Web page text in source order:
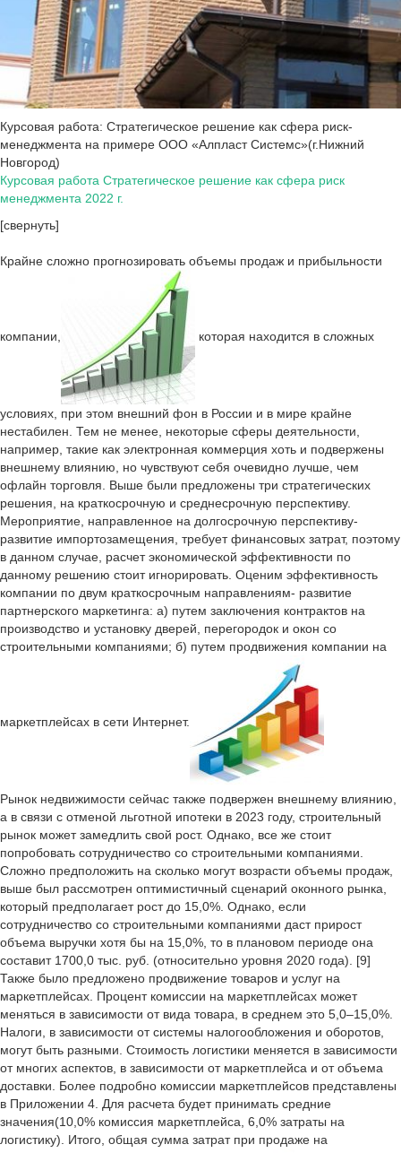
Курсовая работа: Стратегическое решение как сфера риск-
менеджмента на примере ООО «Алпласт Системс»(г.Нижний
Новгород)
Курсовая работа Стратегическое решение как сфера риск
менеджмента 2022 г.
[свернуть]
Крайне сложно прогнозировать объемы продаж и прибыльности
компании, которая находится в сложных
условиях, при этом внешний фон в России и в мире крайне
нестабилен. Тем не менее, некоторые сферы деятельности,
например, такие как электронная коммерция хоть и подвержены
внешнему влиянию, но чувствуют себя очевидно лучше, чем
офлайн торговля. Выше были предложены три стратегических
решения, на краткосрочную и среднесрочную перспективу.
Мероприятие, направленное на долгосрочную перспективу-
развитие импортозамещения, требует финансовых затрат, поэтому
в данном случае, расчет экономической эффективности по
данному решению стоит игнорировать. Оценим эффективность
компании по двум краткосрочным направлениям- развитие
партнерского маркетинга: а) путем заключения контрактов на
производство и установку дверей, перегородок и окон со
строительными компаниями; б) путем продвижения компании на
маркетплейсах в сети Интернет.
Рынок недвижимости сейчас также подвержен внешнему влиянию,
а в связи с отменой льготной ипотеки в 2023 году, строительный
рынок может замедлить свой рост. Однако, все же стоит
попробовать сотрудничество со строительными компаниями.
Сложно предположить на сколько могут возрасти объемы продаж,
выше был рассмотрен оптимистичный сценарий оконного рынка,
который предполагает рост до 15,0%. Однако, если
сотрудничество со строительными компаниями даст прирост
объема выручки хотя бы на 15,0%, то в плановом периоде она
составит 1700,0 тыс. руб. (относительно уровня 2020 года). [9]
Также было предложено продвижение товаров и услуг на
маркетплейсах. Процент комиссии на маркетплейсах может
меняться в зависимости от вида товара, в среднем это 5,0–15,0%.
Налоги, в зависимости от системы налогообложения и оборотов,
могут быть разными. Стоимость логистики меняется в зависимости
от многих аспектов, в зависимости от маркетплейса и от объема
доставки. Более подробно комиссии маркетплейсов представлены
в Приложении 4. Для расчета будет принимать средние
значения(10,0% комиссия маркетплейса, 6,0% затраты на
логистику). Итого, общая сумма затрат при продаже на